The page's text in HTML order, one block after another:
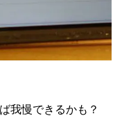
我慢できるかも？